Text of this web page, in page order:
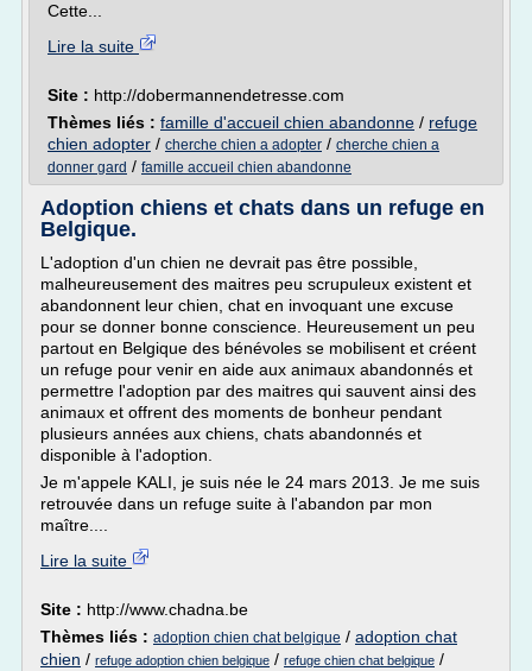
Cette...
Lire la suite
Site : http://dobermannendetresse.com
Thèmes liés : famille d'accueil chien abandonne / refuge
chien adopter / cherche chien a adopter / cherche chien a
donner gard / famille accueil chien abandonne
Adoption chiens et chats dans un refuge en
Belgique.
L'adoption d'un chien ne devrait pas être possible,
malheureusement des maitres peu scrupuleux existent et
abandonnent leur chien, chat en invoquant une excuse
pour se donner bonne conscience. Heureusement un peu
partout en Belgique des bénévoles se mobilisent et créent
un refuge pour venir en aide aux animaux abandonnés et
permettre l'adoption par des maitres qui sauvent ainsi des
animaux et offrent des moments de bonheur pendant
plusieurs années aux chiens, chats abandonnés et
disponible à l'adoption.
Je m'appele KALI, je suis née le 24 mars 2013. Je me suis
retrouvée dans un refuge suite à l'abandon par mon
maître....
Lire la suite
Site : http://www.chadna.be
Thèmes liés : adoption chien chat belgique / adoption chat
chien / refuge adoption chien belgique / refuge chien chat belgique /